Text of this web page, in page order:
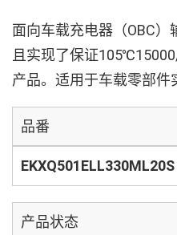
面向车载充电器（OBC
且实现了保证
产品。适用于车载零部件
品番
EKXQ501ELL330ML20S
产品状态